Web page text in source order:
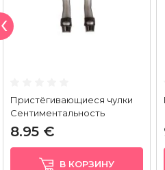
Пристёгивающиеся чулки
Сентиментальность
8.95 €
В КОРЗИНУ